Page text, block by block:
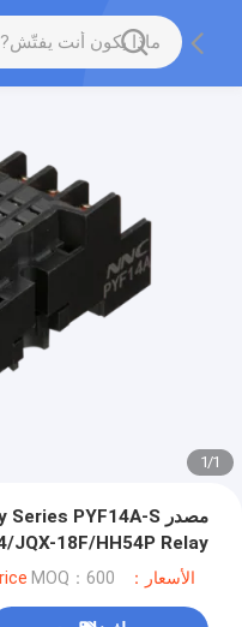
1
/
1
JQX-18F/HH54P Relay
الأسعار：get latest price MOQ：600 قطعة